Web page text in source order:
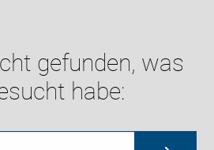
gefunden, was
habe: